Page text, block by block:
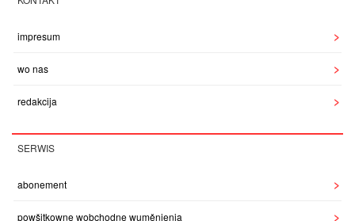
impresum
wo nas
redakcija
SERWIS
abonement
powšitkowne wobchodne wuměnjenja